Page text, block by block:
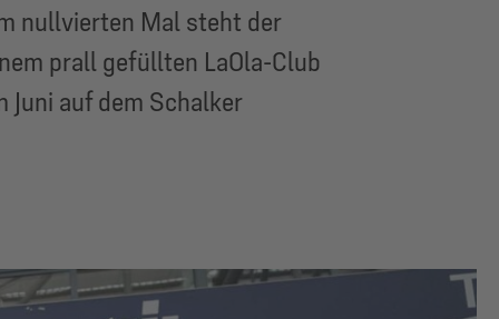
nullvierten Mal steht der
prall gefüllten LaOla-Club
auf dem Schalker